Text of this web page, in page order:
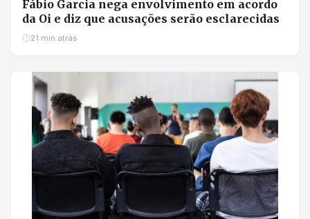
Fábio Garcia nega envolvimento em acordo
da Oi e diz que acusações serão esclarecidas
21 min atrás